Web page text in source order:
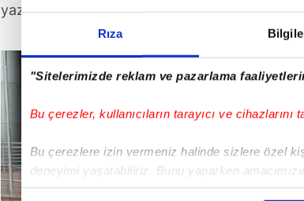
Rıza
"Sitelerimizde reklam ve pazarlama
Bu çerezler, kullanıcıların tarayıcı ve cihazlarını
Bu çerezlere izin vermeniz halinde sizlere özel
deneyimi yaşatabiliriz. Bunu yaparken
içerikleri sunabilmek adına elimizden gelen
yazıldı.